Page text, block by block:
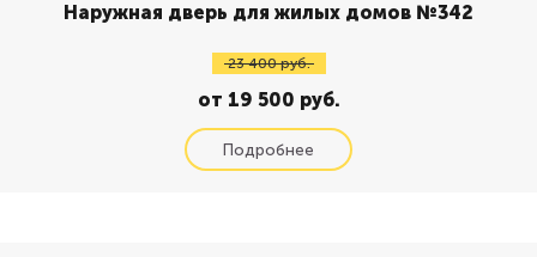
Наружная дверь для жилых домов №342
23 400 руб.
от 19 500 руб.